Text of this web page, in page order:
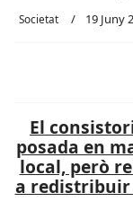
Societat 19 Juny
El
posada en
local, però
a redistribuir